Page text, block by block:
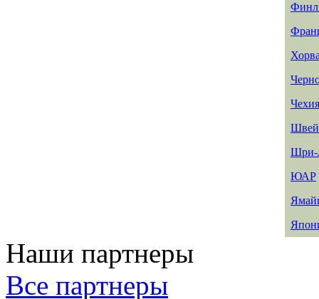
Чехия
Шри-
ЮАР
Наши партнеры
Все партнеры